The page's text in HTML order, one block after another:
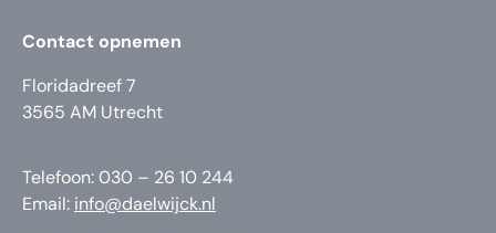
Contact opnemen
Floridadreef 7
3565 AM Utrecht
Telefoon: 030 – 26 10 244
Email: info@daelwijck.nl